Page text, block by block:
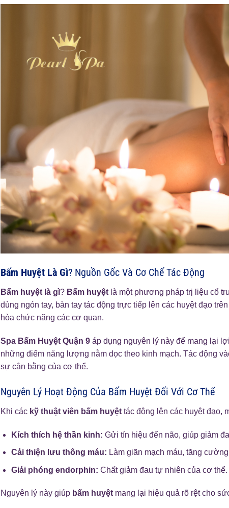
Bấm Huyệt Là Gì? Nguồn Gốc Và Cơ Chế Tác Động
Bấm huyệt là gì? Bấm huyệt là một phương pháp trị liệu cổ
dùng ngón tay, bàn tay tác động trực tiếp lên các huyệt đạo
hòa chức năng các cơ quan.
Spa Bấm Huyệt Quận 9 áp dụng nguyên lý này để mang lại
những điểm năng lượng nằm dọc theo kinh mạch. Tác động
sự cân bằng của cơ thể.
Nguyên Lý Hoạt Động Của Bấm Huyệt Đối Với Cơ Thể
Khi các kỹ thuật viên bấm huyệt tác động lên các huyệt đạo,
Kích thích hệ thần kinh: Gửi tín hiệu đến não, giúp giảm
Cải thiện lưu thông máu: Làm giãn mạch máu, tăng
Giải phóng endorphin: Chất giảm đau tự nhiên của cơ thể.
Nguyên lý này giúp bấm huyệt mang lại hiệu quả rõ rệt cho